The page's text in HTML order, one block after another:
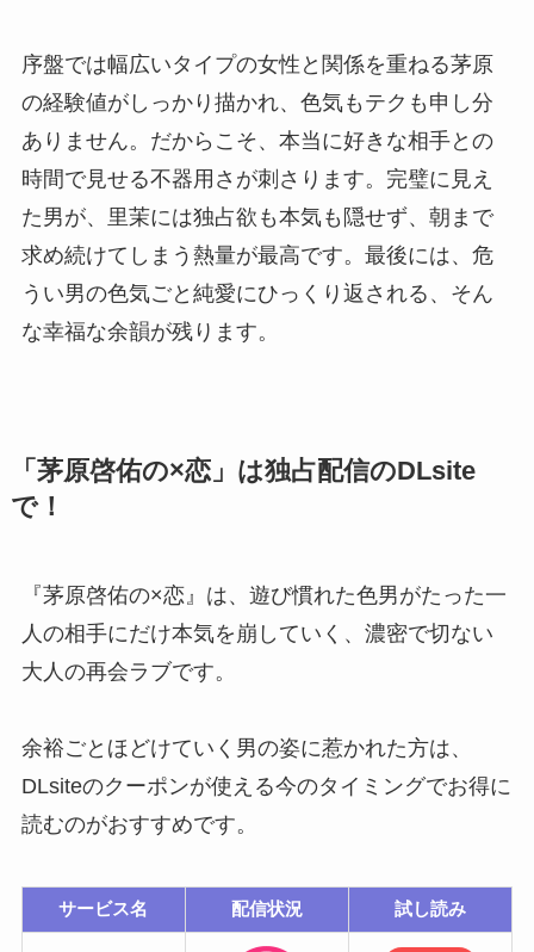
序盤では幅広いタイプの女性と関係を重ねる茅原
の経験値がしっかり描かれ、色気もテクも申し分
ありません。だからこそ、本当に好きな相手との
時間で見せる不器用さが刺さります。完璧に見え
た男が、里茉には独占欲も本気も隠せず、朝まで
求め続けてしまう熱量が最高です。最後には、危
うい男の色気ごと純愛にひっくり返される、そん
な幸福な余韻が残ります。
「茅原啓佑の×恋」は独占配信のDLsite
で！
『茅原啓佑の×恋』は、遊び慣れた色男がたった一
人の相手にだけ本気を崩していく、濃密で切ない
大人の再会ラブです。
余裕ごとほどけていく男の姿に惹かれた方は、
DLsiteのクーポンが使える今のタイミングでお得に
読むのがおすすめです。
サービス名 配信状況 試し読み